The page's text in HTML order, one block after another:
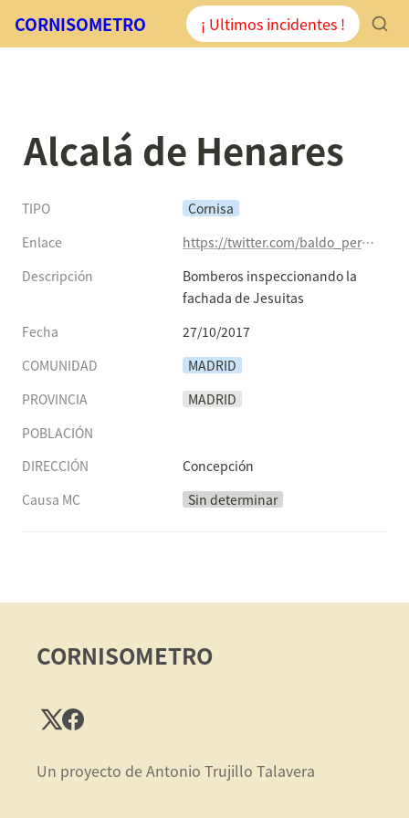
CORNISOMETRO ¡ Ultimos incidentes !
Alcalá de Henares
TIPO
Cornisa
Enlace
https://twitter.com/baldo_perdigon/status/923932740805976064
Descripción
Bomberos inspeccionando la
fachada de Jesuitas
Fecha
27/10/2017
COMUNIDAD
MADRID
PROVINCIA
MADRID
POBLACIÓN
DIRECCIÓN
Concepción
Causa MC
Sin determinar
CORNISOMETRO
Un proyecto de Antonio Trujillo Talavera